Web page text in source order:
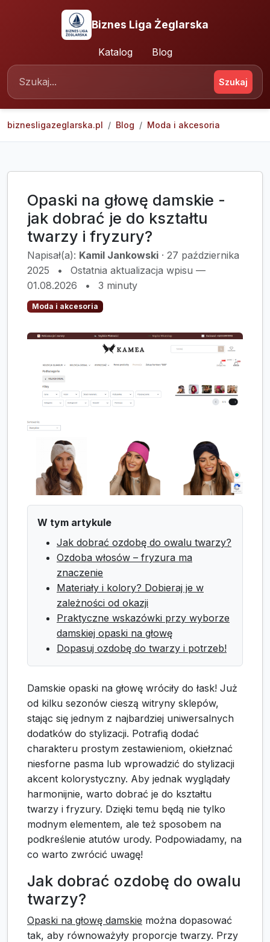
Biznes Liga Żeglarska
Katalog Blog
Szukaj
biznesligazeglarska.pl Blog Moda i akcesoria
Opaski na głowę damskie -
jak dobrać je do kształtu
twarzy i fryzury?
Napisał(a): Kamil Jankowski · 27 października
2025
•
Ostatnia aktualizacja wpisu —
01.08.2026
• 3 minuty
Moda i akcesoria
W tym artykule
Jak dobrać ozdobę do owalu twarzy?
Ozdoba włosów – fryzura ma
znaczenie
Materiały i kolory? Dobieraj je w
zależności od okazji
Praktyczne wskazówki przy wyborze
damskiej opaski na głowę
Dopasuj ozdobę do twarzy i potrzeb!
Damskie opaski na głowę wróciły do łask! Już
od kilku sezonów cieszą witryny sklepów,
stając się jednym z najbardziej uniwersalnych
dodatków do stylizacji. Potrafią dodać
charakteru prostym zestawieniom, okiełznać
niesforne pasma lub wprowadzić do stylizacji
akcent kolorystyczny. Aby jednak wyglądały
harmonijnie, warto dobrać je do kształtu
twarzy i fryzury. Dzięki temu będą nie tylko
modnym elementem, ale też sposobem na
podkreślenie atutów urody. Podpowiadamy, na
co warto zwrócić uwagę!
Jak dobrać ozdobę do owalu
twarzy?
Opaski na głowę damskie można dopasować
tak, aby równoważyły proporcje twarzy. Przy